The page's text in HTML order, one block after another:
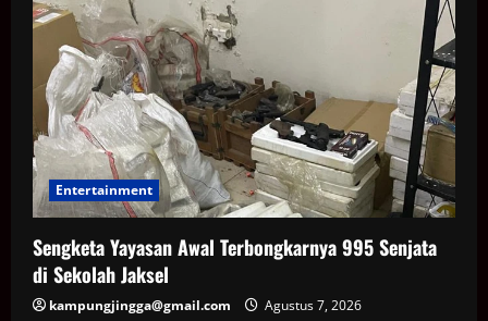
Entertainment
Sengketa Yayasan Awal Terbongkarnya 995 Senjata
di Sekolah Jaksel
kampungjingga@gmail.com Agustus 7, 2026